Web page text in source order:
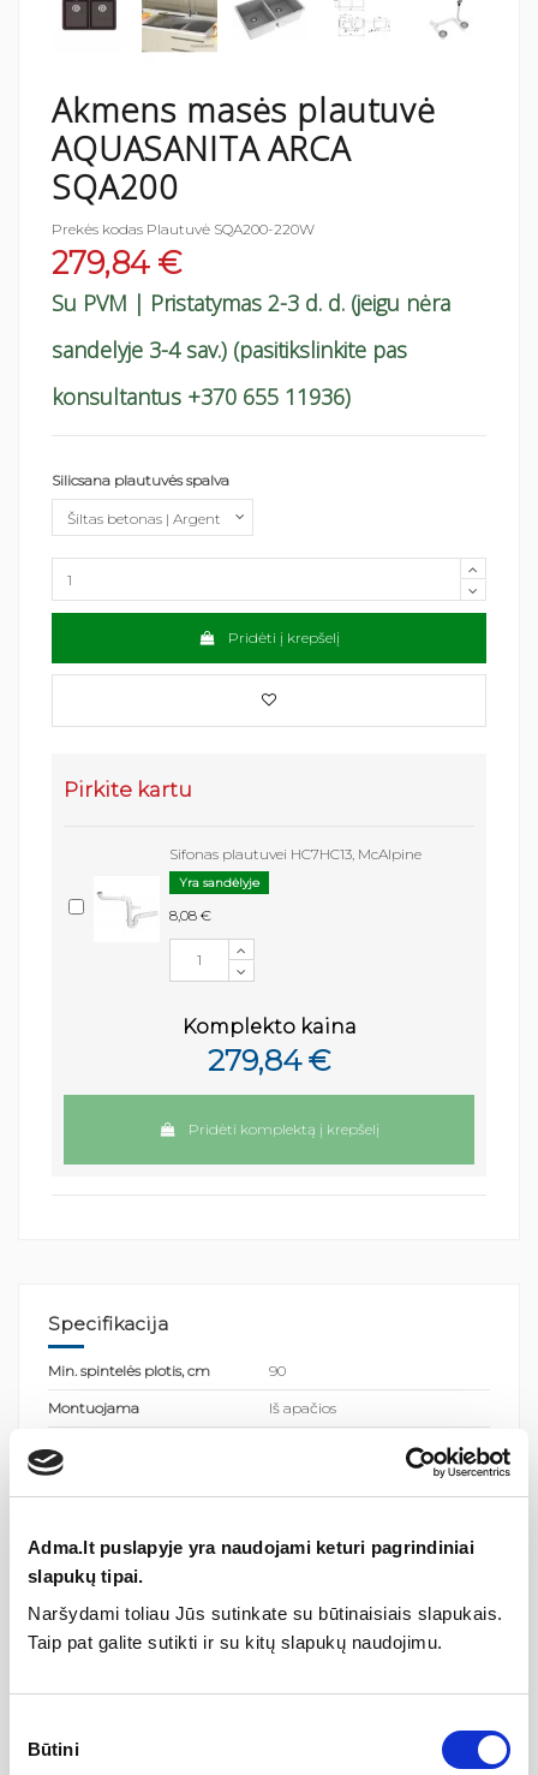
Adma.lt puslapyje yra naudojami keturi pagrindiniai
slapukų tipai.
Naršydami toliau Jūs sutinkate su būtinaisiais slapukais.
Taip pat galite sutikti ir su kitų slapukų naudojimu.
pasirinkimas
Būtini
Akmens masės plautuvė
AQUASANITA ARCA
SQA200
Prekės kodas Plautuvė SQA200-220W
279,84 €
Su PVM | Pristatymas 2-3 d. d. (jeigu nėra
sandelyje 3-4 sav.) (pasitikslinkite pas
konsultantus +370 655 11936)
Silicsana plautuvės spalva
Pridėti į krepšelį
Pirkite kartu
Sifonas plautuvei HC7HC13, McAlpine
Yra sandėlyje
8,08 €
Komplekto kaina
279,84 €
Pridėti komplektą į krepšelį
Specifikacija
Min. spintelės plotis, cm 90
Montuojama Iš apačios
Kategorija
Dirbtinio granito (akmens masė) plautuvė, dviejų
dubenų (dviguba) ARCA SQA200
Vientiso paviršiaus įspūdis |Lengvesnė maisto ruoša | Daugiau
specialiai Amerikos rinkai, todėl patogumas yra šios linijos bene
didžiausias privalumas. Lengva valyti, o gilesni dubenys neleidžia